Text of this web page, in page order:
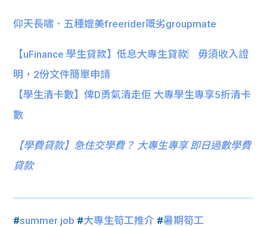
仰天長嘯．五種媲美freerider嘅劣groupmate
【uFinance 學生貸款】低息大專生貸款︳毋須收入證
明，2份文件簡單申請
【學生清卡數】俾D勇氣清走佢 大專學生專享5折清卡
數
【學費貸款】急住交學費？ 大專生專享 即日過數學費
貸款
#summer job #大專生筍工推介 #暑期筍工